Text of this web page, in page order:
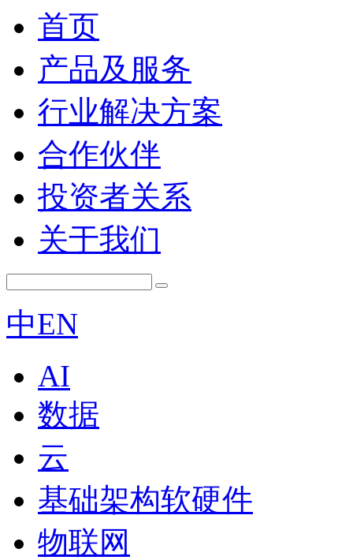
首页
产品及服务
行业解决方案
合作伙伴
投资者关系
关于我们
中EN
AI
数据
云
基础架构软硬件
物联网